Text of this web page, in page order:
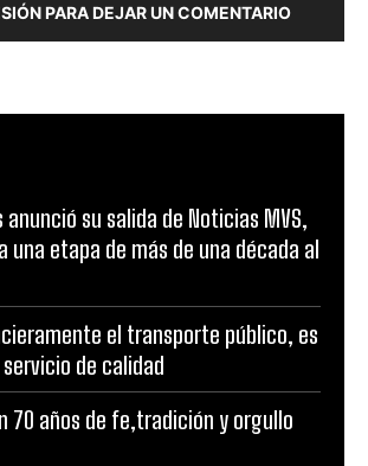
PARA DEJAR UN COMENTARIO
anunció su salida de Noticias MVS,
una etapa de más de una década al
el transporte público, es
de calidad
70 años de fe,tradición y orgullo